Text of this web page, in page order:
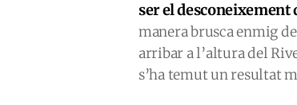
ser el desconeixement
manera brusca enmig
arribar a l’altura del
s’ha temut un resultat